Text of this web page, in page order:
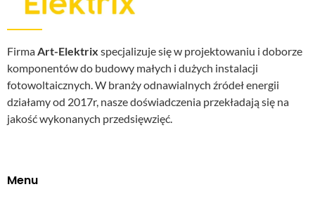
FirmaArt-Elektrix specjalizuje się w projektowaniu i doborze
komponentów do budowy małych i dużych instalacji
fotowoltaicznych. W branży odnawialnych źródeł energii
działamy od 2017r, nasze doświadczenia przekładają się na
jakość wykonanych przedsięwzięć.
Menu